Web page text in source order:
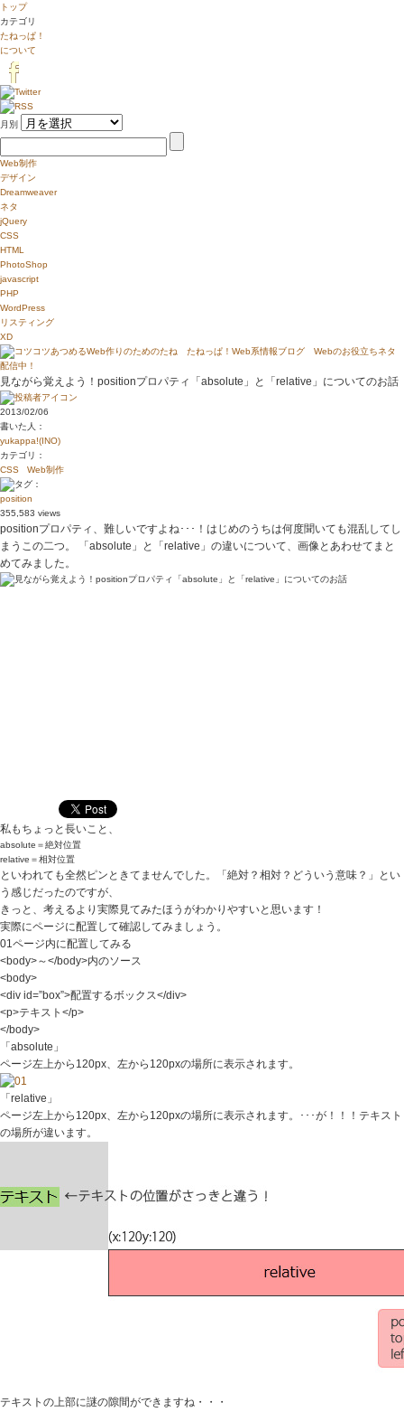
トップ
カテゴリ
たねっぱ！
について
月別
Web制作
デザイン
Dreamweaver
ネタ
jQuery
CSS
HTML
PhotoShop
javascript
PHP
WordPress
リスティング
XD
見ながら覚えよう！positionプロパティ「absolute」と「relative」についてのお話
2013/02/06
書いた人：
yukappa!(INO)
カテゴリ：
CSS
Web制作
：
position
355,583 views
positionプロパティ、難しいですよね･･･！はじめのうちは何度聞いても混乱してし
まうこの二つ。 「absolute」と「relative」の違いについて、画像とあわせてまと
めてみました。
私もちょっと長いこと、
absolute＝絶対位置
relative＝相対位置
といわれても全然ピンときてませんでした。「絶対？相対？どういう意味？」とい
う感じだったのですが、
きっと、考えるより実際見てみたほうがわかりやすいと思います！
実際にページに配置して確認してみましょう。
01ページ内に配置してみる
<body>～</body>内のソース
<body>
<div id=”box”>配置するボックス</div>
<p>テキスト</p>
</body>
「absolute」
ページ左上から120px、左から120pxの場所に表示されます。
「relative」
ページ左上から120px、左から120pxの場所に表示されます。･･･が！！！テキスト
の場所が違います。
テキストの上部に謎の隙間ができますね・・・